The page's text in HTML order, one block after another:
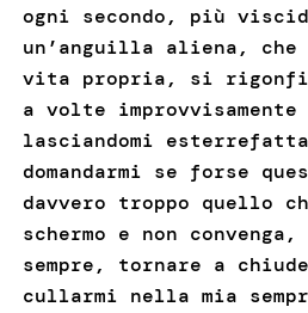
ogni secondo, più
un’anguilla aliena, che
vita propria, si
a volte
lasciandomi
domandarmi se forse
davvero troppo quello
schermo e non
sempre, tornare a
cullarmi nella mia